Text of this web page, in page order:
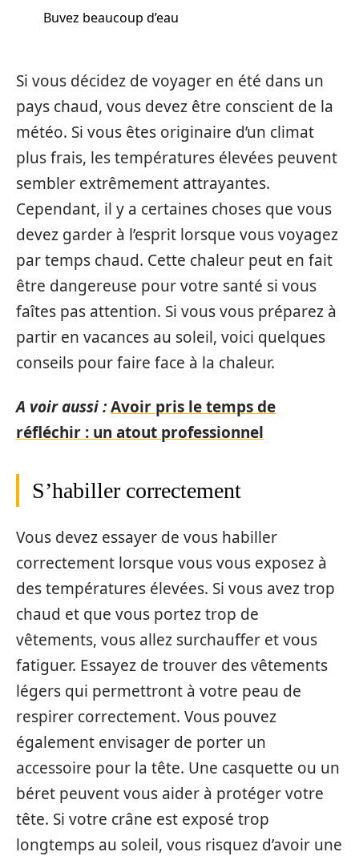
Buvez beaucoup d’eau
Si vous décidez de voyager en été dans un
pays chaud, vous devez être conscient de la
météo. Si vous êtes originaire d’un climat
plus frais, les températures élevées peuvent
sembler extrêmement attrayantes.
Cependant, il y a certaines choses que vous
devez garder à l’esprit lorsque vous voyagez
par temps chaud. Cette chaleur peut en fait
être dangereuse pour votre santé si vous
faîtes pas attention. Si vous vous préparez à
partir en vacances au soleil, voici quelques
conseils pour faire face à la chaleur.
A voir aussi :Avoir pris le temps de
réfléchir : un atout professionnel
S’habiller correctement
Vous devez essayer de vous habiller
correctement lorsque vous vous exposez à
des températures élevées. Si vous avez trop
chaud et que vous portez trop de
vêtements, vous allez surchauffer et vous
fatiguer. Essayez de trouver des vêtements
légers qui permettront à votre peau de
respirer correctement. Vous pouvez
également envisager de porter un
accessoire pour la tête. Une casquette ou un
béret peuvent vous aider à protéger votre
tête. Si votre crâne est exposé trop
longtemps au soleil, vous risquez d’avoir une